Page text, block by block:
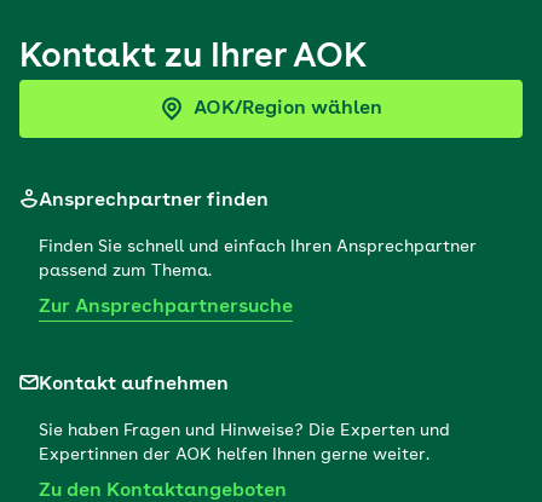
Kontakt zu Ihrer AOK
AOK/Region wählen
Ansprechpartner finden
Finden Sie schnell und einfach Ihren Ansprechpartner
passend zum Thema.
Zur Ansprechpartnersuche
Kontakt aufnehmen
Sie haben Fragen und Hinweise? Die Experten und
Expertinnen der AOK helfen Ihnen gerne weiter.
Zu den Kontaktangeboten